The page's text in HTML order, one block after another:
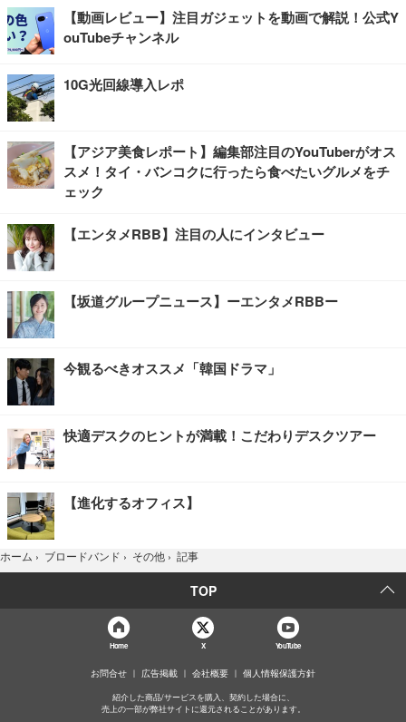
【動画レビュー】注目ガジェットを動画で解説！公式Y
ouTubeチャンネル
10G光回線導入レポ
【アジア美食レポート】編集部注目のYouTuberがオス
スメ！タイ・バンコクに行ったら食べたいグルメをチ
ェック
【エンタメRBB】注目の人にインタビュー
【坂道グループニュース】ーエンタメRBBー
今観るべきオススメ「韓国ドラマ」
快適デスクのヒントが満載！こだわりデスクツアー
【進化するオフィス】
ホーム › ブロードバンド › その他 › 記事
TOP
Home X YouTube
お問合せ 広告掲載 会社概要 個人情報保護方針
紹介した商品/サービスを購入、契約した場合に、
売上の一部が弊社サイトに還元されることがあります。